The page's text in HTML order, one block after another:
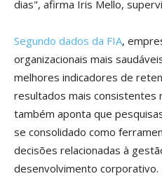
dias", afirma Iris Mello,
Segundo dados da FIA,
organizacionais mais
melhores indicadores de
resultados mais consistentes
também aponta que
se consolidado como
decisões relacionadas à
desenvolvimento corporativo.